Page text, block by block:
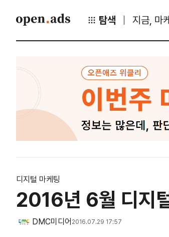
탐색 지금, 마
디지털 마케팅
2016년 6월 디지
DMC미디어 2016.07.29 17:57